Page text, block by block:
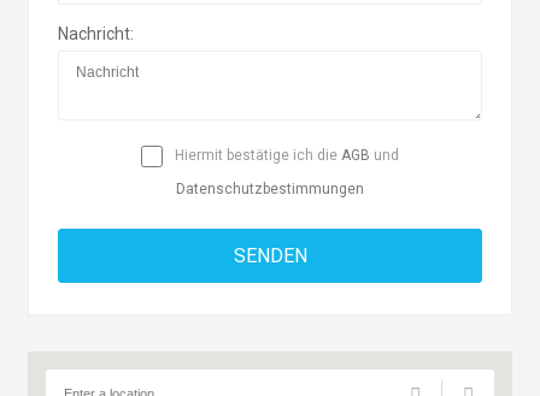
Nachricht:
Hiermit bestätige ich die AGB und
Datenschutzbestimmungen